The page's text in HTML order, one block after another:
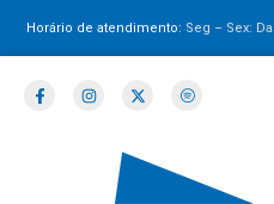
Horário de atendimento: Seg – Sex: